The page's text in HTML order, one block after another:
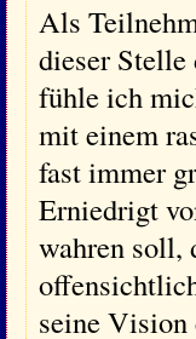
Als
dieser Stelle
fühle ich
mit einem
fast immer
Erniedrigt
wahren soll,
seine Vision